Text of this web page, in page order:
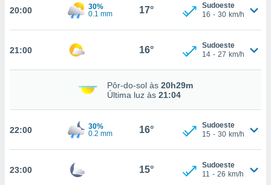
para
sitio
IP e
seus
tal,
20:00
30%
0.1 mm
17°
Sudoeste
16 - 30 km/h
21:00 16°
Sudoeste
14 - 27 km/h
Pôr-do-sol às 20h29m
Última luz às 21:04
22:00
30%
0.2 mm
16°
Sudoeste
15 - 30 km/h
23:00 15°
Sudoeste
11 - 26 km/h